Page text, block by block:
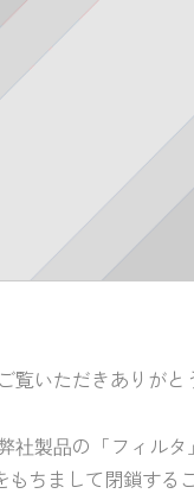
覧いただきありがと
社製品の「フィル
もちまして閉鎖する